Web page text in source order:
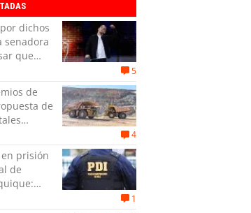
dichos
senadora
que
quitar
5
de
de
4
prisión
de
1